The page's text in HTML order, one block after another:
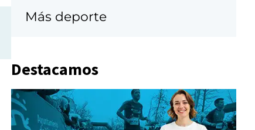
Más deporte
Destacamos